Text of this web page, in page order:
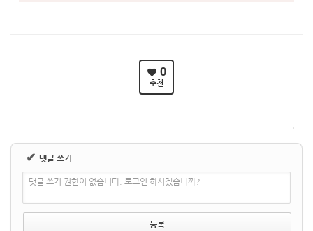
0
추천
✔ 댓글 쓰기
댓글 쓰기 권한이 없습니다. 로그인 하시겠습니까?